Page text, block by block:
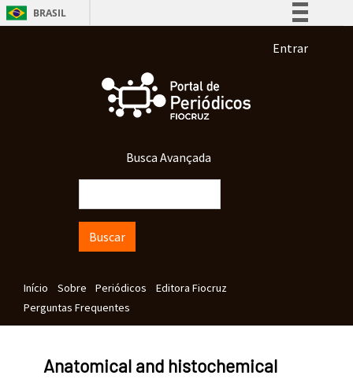
Pular para o conteúdo principal
BRASIL
Participe
Acesso à informação
Menu de
Entrar
Busca Avançada
Navegação principal
Início Sobre Periódicos
Editora Fiocruz
Perguntas Frequentes
Anatomical and histochemical